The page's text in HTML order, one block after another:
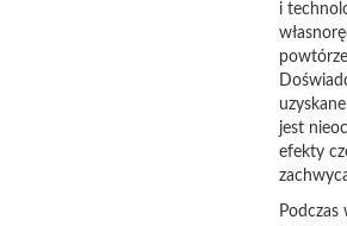
i
jest
efekty
Podczas